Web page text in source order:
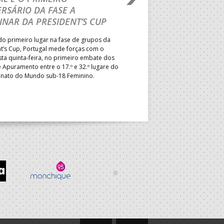
DA FASE A
DA PRESIDENT’S CUP
primeiro lugar na fase de grupos da
Cup, Portugal mede forças com o
quinta-feira, no primeiro embate dos
Apuramento entre o 17.º e 32.º lugare do
do Mundo sub-18 Feminino.
CURSO
TREINADORES NA
Treinador português João
integrado na EHF Experts
preletores convidados pela
de Andebol, em Pitești,
de 400 treinadores.